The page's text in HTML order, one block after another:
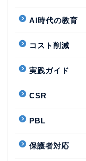
AI時代の教育
コスト削減
実践ガイド
CSR
PBL
保護者対応